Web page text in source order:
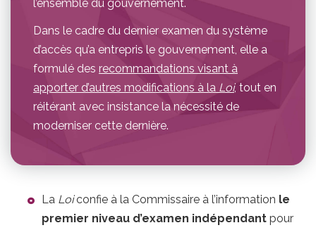
l’ensemble du gouvernement.
Dans le cadre du dernier examen du système
d’accès qu’a entrepris le gouvernement, elle a
formulé des recommandations visant à
apporter d’autres modifications à la Loi, tout en
réitérant avec insistance la nécessité de
moderniser cette dernière.
La Loiconfie à la Commissaire à l’information le
premier niveau d’examen indépendant pour